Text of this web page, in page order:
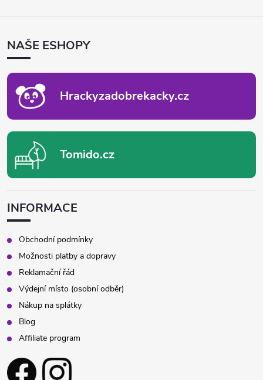
ANAŠE ESHOPY
Hrackyzadobrekacky.cz
Tomido.cz
INFORMACE
Obchodní podmínky
Možnosti platby a dopravy
Reklamační řád
Výdejní místo (osobní odběr)
Nákup na splátky
Blog
Affiliate program